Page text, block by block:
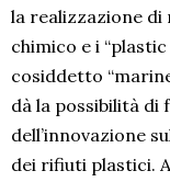
la realizzazione
chimico e i
cosiddetto
dà la possibilità di
dell’innovazione
dei rifiuti plastici.